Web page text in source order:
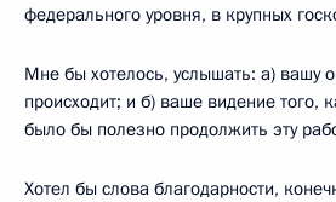
федерального уровня, в крупных
Мне бы хотелось, услышать: а) вашу
происходит; и б) ваше видение того,
было бы полезно продолжить эту
Хотел бы слова благодарности,